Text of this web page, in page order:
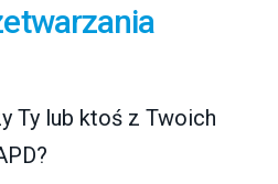
Ty lub ktoś z Twoich